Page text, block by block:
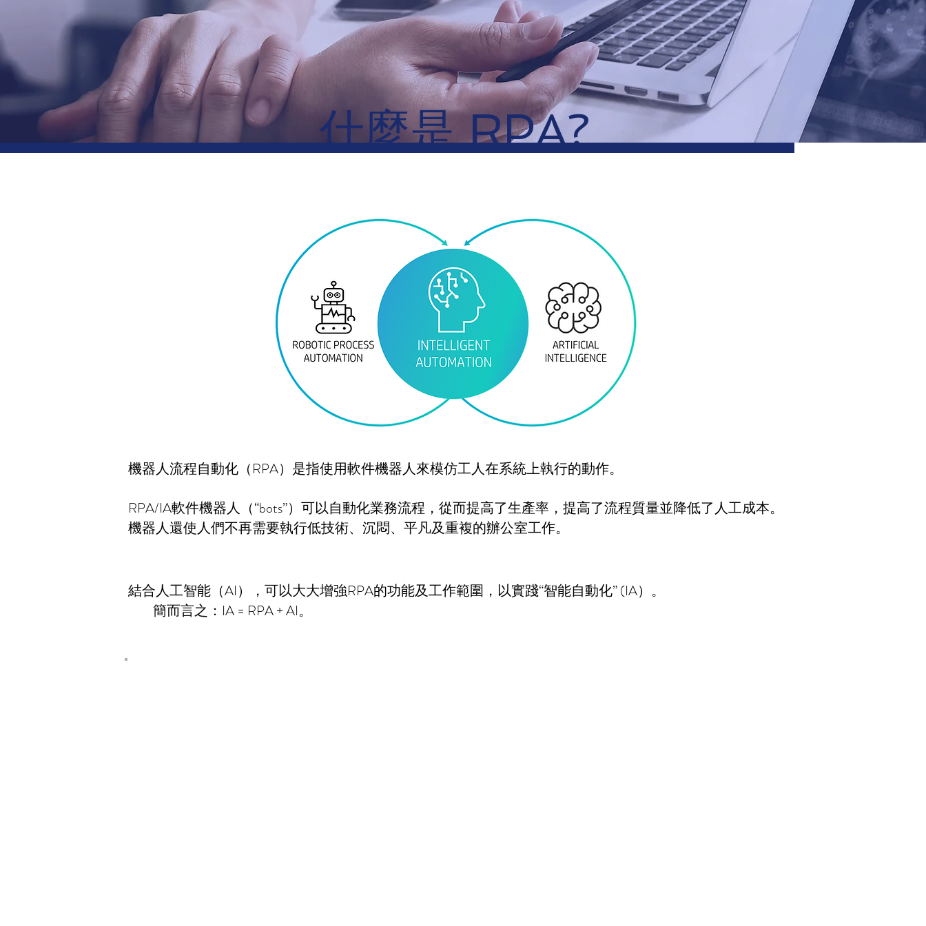
什麼是 RPA?
機器人流程自動化（RPA）是指使用軟件機器人來模仿工人在系統上執行的動作。
RPA/IA軟件機器人（“bots”）可以自動化業務流程，從而提高了生產率，提高了流程質量並降低了人工成本。
機器人還使人們不再需要執行低技術、沉悶、平凡及重複的辦公室工作。
結合人工智能（AI），可以大大增強RPA的功能及工作範圍，以實踐“智能自動化” (IA）。
簡而言之：IA = RPA + AI。